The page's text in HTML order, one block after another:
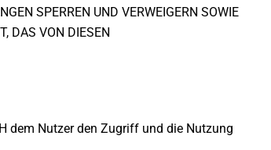
SPERREN UND VERWEIGERN SOWIE
DAS VON DIESEN
dem Nutzer den Zugriff und die Nutzung